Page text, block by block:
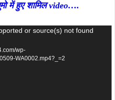
में हुए शामिल video….
or source(s) not found
wp-
WA0002.mp4?_=2